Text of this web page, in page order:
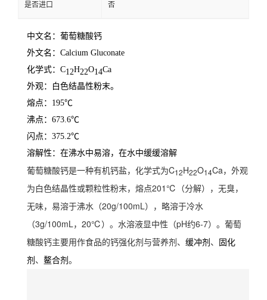
是否进口 否
中文名：葡萄糖酸钙
外文名：Calcium Gluconate
化学式：C12H22O14Ca
外观：白色结晶性粉末。
熔点：195℃
沸点：673.6℃
闪点：375.2℃
溶解性：在沸水中易溶，在水中缓缓溶解
葡萄糖酸钙是一种有机钙盐，化学式为C12H22O14Ca，外观
为白色结晶性或颗粒性粉末，熔点201℃（分解），无臭，
无味，易溶于沸水（20g/100mL），略溶于冷水
（3g/100mL， 20℃）。水溶液显中性（pH约6-7）。葡萄
糖酸钙主要用作食品的钙强化剂与营养剂、 缓冲剂 、
固化
剂 、 鳌合剂 。